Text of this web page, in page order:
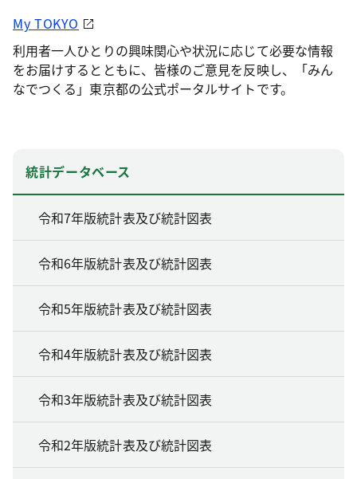
My TOKYO
利用者一人ひとりの興味関心や状況に応じて必要な情報
をお届けするとともに、皆様のご意見を反映し、「みん
なでつくる」東京都の公式ポータルサイトです。
統計データベース
令和7年版統計表及び統計図表
令和6年版統計表及び統計図表
令和5年版統計表及び統計図表
令和4年版統計表及び統計図表
令和3年版統計表及び統計図表
令和2年版統計表及び統計図表